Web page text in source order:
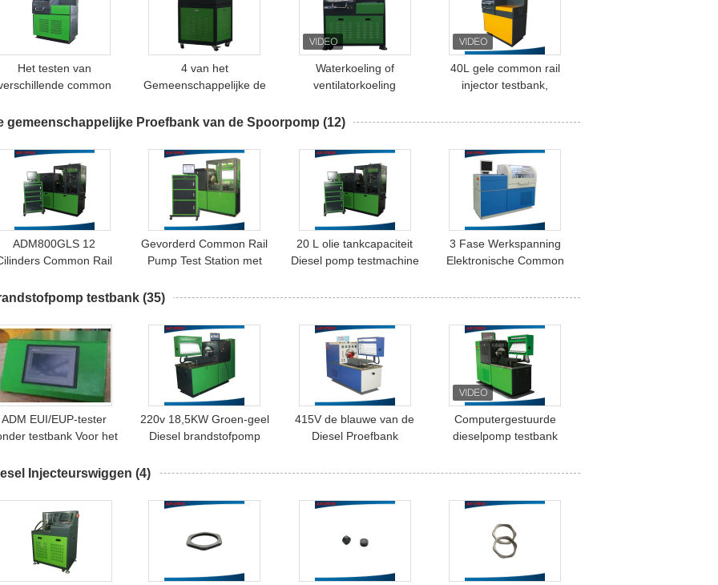
Het testen van
common
4 van het
Gemeenschappelijke de
Spoorinjecteur om
Te testen
Waterkoeling of
ventilatorkoeling
testbank 4 kW
40L gele common rail
injector testbank,
gemeenschappelijke Proefbank van de Spoorpomp (12)
ADM800GLS 12
Common Rail
Watergekoelde
Testen
Gevorderd Common Rail
Pump Test Station met
en 3-fasenspanning
20 L olie tankcapaciteit
Diesel pomp testmachine
3 Fase Werkspanning
Elektronische Common
testbank (35)
ADM EUI/EUP-tester
testbank Voor het
bestaat
Specific Accessories
220v 18,5KW Groen-geel
Diesel brandstofpomp
415V de blauwe van de
Diesel Proefbank
Computergestuurde
dieselpomp testbank
Injecteurswiggen (4)